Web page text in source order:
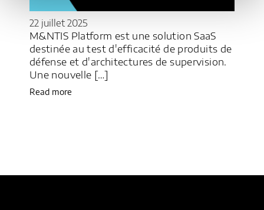
22 juillet 2025
M&NTIS Platform est une solution SaaS
destinée au test d'efficacité de produits de
défense et d'architectures de supervision.
Une nouvelle […]
Read more